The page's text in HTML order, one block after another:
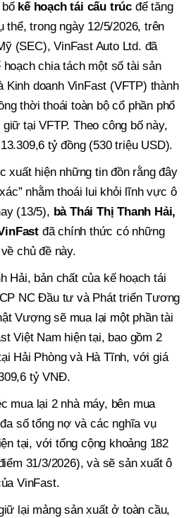
kế hoạch tái cấu trúc để tăng
thể, trong ngày 12/5/2026, trên
(SEC), VinFast Auto Ltd. đã
chia tách một số tài sản
Kinh doanh VinFast (VFTP) thành
thời thoái toàn bộ cổ phần phổ
tại VFTP. Theo công bố này,
tỷ đồng (530 triệu USD).
xuất hiện những tin đồn rằng đây
nhằm thoái lui khỏi lĩnh vực ô
(13/5), bà Thái Thị Thanh Hải,
đã chính thức có những
chủ đề này.
Hải, bản chất của kế hoạch tái
NC Đầu tư và Phát triển Tương
Vượng sẽ mua lại một phần tài
Việt Nam hiện tại, bao gồm 2
Hải Phòng và Hà Tĩnh, với giá
tỷ VNĐ.
mua lại 2 nhà máy, bên mua
số tổng nợ và các nghĩa vụ
tại, với tổng cộng khoảng 182
31/3/2026), và sẽ sản xuất ô
VinFast.
lại mảng sản xuất ở toàn cầu,